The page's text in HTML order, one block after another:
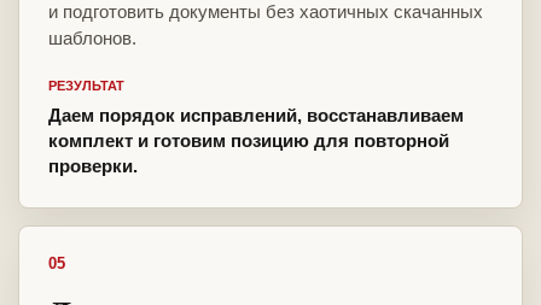
и подготовить документы без хаотичных скачанных
шаблонов.
РЕЗУЛЬТАТ
Даем порядок исправлений, восстанавливаем
комплект и готовим позицию для повторной
проверки.
05